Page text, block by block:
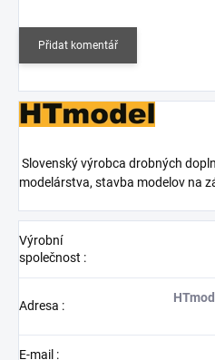
Přidat komentář
Slovenský výrobca drobných
modelárstva, stavba modelov na
Výrobní
společnost :
Adresa :
E-mail :